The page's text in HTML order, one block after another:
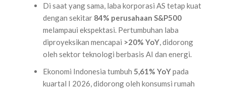
Di saat yang sama, laba korporasi AS tetap kuat
dengan sekitar 84% perusahaan S&P500
melampaui ekspektasi. Pertumbuhan laba
diproyeksikan mencapai >20% YoY , didorong
oleh sektor teknologi berbasis AI dan energi.
Ekonomi Indonesia tumbuh 5,61% YoYpada
kuartal I 2026, didorong oleh konsumsi rumah